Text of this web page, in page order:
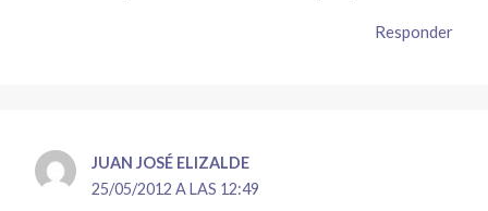
Responder
JUAN JOSÉ ELIZALDE
25/05/2012 A LAS 12:49